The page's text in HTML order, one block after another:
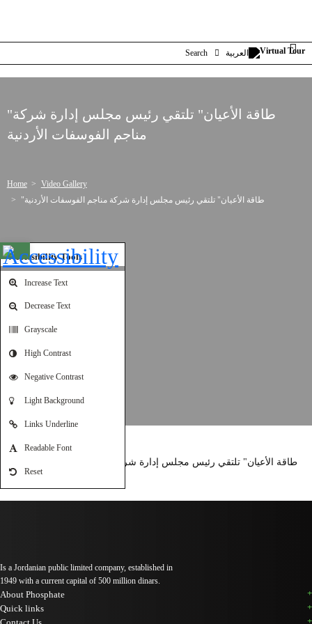
Open toolbar
Accessibility Tools
Increase Text
Decrease Text
Grayscale
High Contrast
Negative Contrast
Light Background
Links Underline
Readable Font
Reset
Search العربية
"طاقة الأعيان" تلتقي رئيس مجلس إدارة شركة
مناجم الفوسفات الأردنية
Home
Video Gallery
"طاقة الأعيان" تلتقي رئيس مجلس إدارة شركة مناجم الفوسفات الأردنية
"طاقة الأعيان" تلتقي رئيس مجلس إدارة شركة مناجم الفوسفات الأردنية
Is a Jordanian public limited company, established in
1949 with a current capital of 500 million dinars.
About Phosphate
Quick links
Contact Us